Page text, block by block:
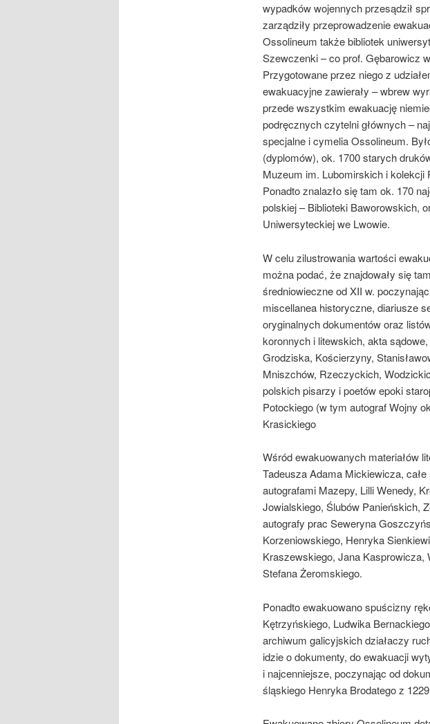
wypadków wojennych przesądził
zarządziły przeprowadzenie
Ossolineum także bibliotek
Szewczenki – co prof. Gębarowicz
Przygotowane przez niego z
ewakuacyjne zawierały – wbrew
przede wszystkim ewakuację
podręcznych czytelni głównych –
specjalne i cymelia Ossolineum.
(dyplomów), ok. 1700 starych
Muzeum im. Lubomirskich i
Ponadto znalazło się tam ok. 170
polskiej – Biblioteki Baworowskich,
Uniwersyteckiej we Lwowie.
W celu zilustrowania wartości
można podać, że znajdowały się
średniowieczne od XII w.
miscellanea historyczne, diariusze
oryginalnych dokumentów oraz
koronnych i litewskich, akta
Grodziska, Kościerzyny,
Mniszchów, Rzeczyckich,
polskich pisarzy i poetów epoki
Potockiego (w tym autograf Wojny
Krasickiego
Wśród ewakuowanych materiałów
Tadeusza Adama Mickiewicza,
autografami Mazepy, Lilli Wenedy,
Jowialskiego, Ślubów Panieńskich,
autografy prac Seweryna
Korzeniowskiego, Henryka
Kraszewskiego, Jana Kasprowicza,
Stefana Żeromskiego.
Ponadto ewakuowano spuścizny
Kętrzyńskiego, Ludwika
archiwum galicyjskich działaczy
idzie o dokumenty, do ewakuacji
i najcenniejsze, poczynając od
śląskiego Henryka Brodatego z